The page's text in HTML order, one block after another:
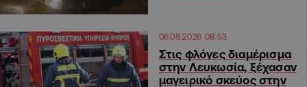
06.08.2026 08:53
Στις φλόγες διαμέρισμα
στην Λευκωσία, ξέχασαν
μαγειρικό σκεύος στην